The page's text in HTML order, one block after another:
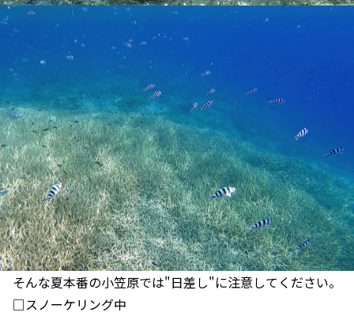
そんな夏本番の小笠原では"日差し"に注意してください。
□スノーケリング中